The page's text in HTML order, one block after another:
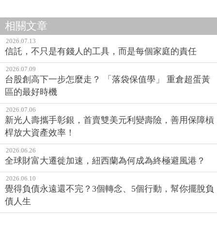
相關文章
2026.07.13
信託，不只是有錢人的工具，而是每個家庭的責任
2026.07.09
台股創高下一步怎麼走？ 「落袋保值學」 重倉超蛋黃
區的最好時機
2026.07.06
新光人壽攜手彰銀，首賣雙美元利變壽險，善用保障槓
桿放大資產效率！
2026.06.26
全球財富大遷徙加速，紐西蘭為何成為終極避風港？
2026.06.10
覺得負債永遠還不完？3個轉念、5個行動，幫你擺脫負
債人生